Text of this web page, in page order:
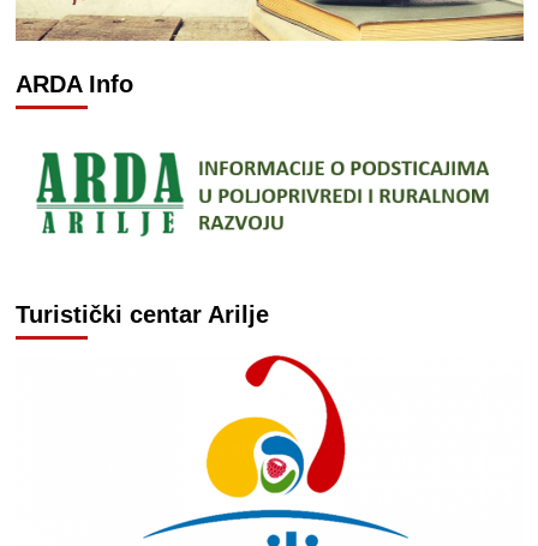
ARDA Info
Turistički centar Arilje